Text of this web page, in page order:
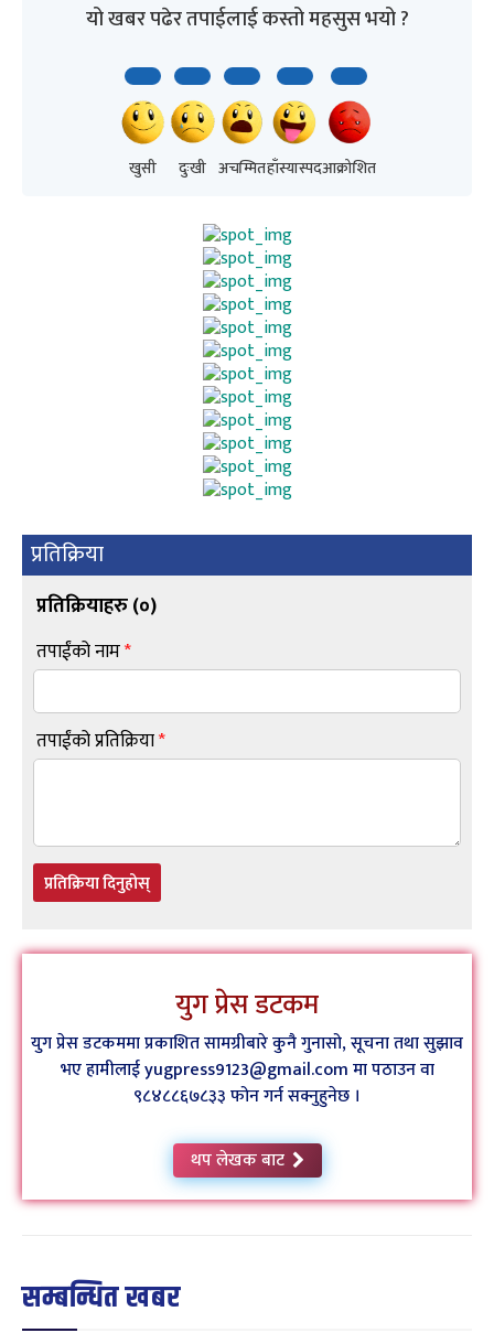
यो खबर पढेर तपाईलाई कस्तो महसुस भयो ?
खुसी दुःखी अचम्मितहाँस्यास्पदआक्रोशित
प्रतिक्रिया
प्रतिक्रियाहरु (०)
तपाईंको नाम*
तपाईंको प्रतिक्रिया*
प्रतिक्रिया दिनुहोस्
युग प्रेस डटकम
युग प्रेस डटकममा प्रकाशित सामग्रीबारे कुनै गुनासो, सूचना तथा सुझाव
भए हामीलाई yugpress9123@gmail.com मा पठाउन वा
९८४८८६७८३३ फोन गर्न सक्नुहुनेछ ।
थप लेखक बाट
सम्बन्धित खबर